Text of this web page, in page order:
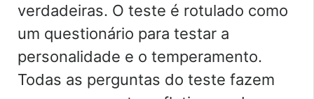
verdadeiras. O teste é rotulado como
um questionário para testar a
personalidade e o temperamento.
Todas as perguntas do teste fazem